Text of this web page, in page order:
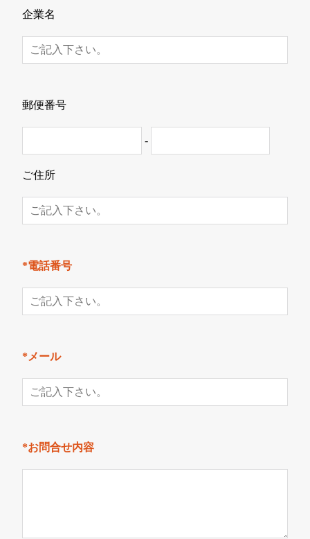
企業名
郵便番号
-
ご住所
*電話番号
*メール
*お問合せ内容